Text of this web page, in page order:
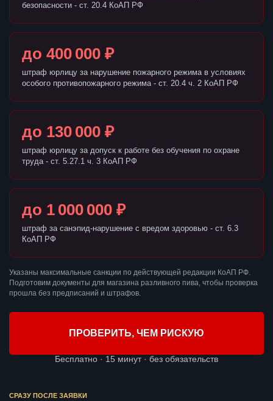
безопасности - ст. 20.4 КоАП РФ
до 400 000 ₽
штраф юрлицу за нарушение пожарного режима в условиях
особого противопожарного режима - ст. 20.4 ч. 2 КоАП РФ
до 130 000 ₽
штраф юрлицу за допуск к работе без обучения по охране
труда - ст. 5.27.1 ч. 3 КоАП РФ
до 1 000 000 ₽
штраф за санэпид-нарушение с вредом здоровью - ст. 6.3
КоАП РФ
Указаны максимальные санкции по действующей редакции КоАП РФ.
Подготовим документы для магазина разливного пива, чтобы проверка
прошла без предписаний и штрафов.
ПРОВЕРИТЬ, ЧЕМ РИСКУЮ
Бесплатно · 15 минут · без обязательств
СРАЗУ ПОСЛЕ ЗАЯВКИ